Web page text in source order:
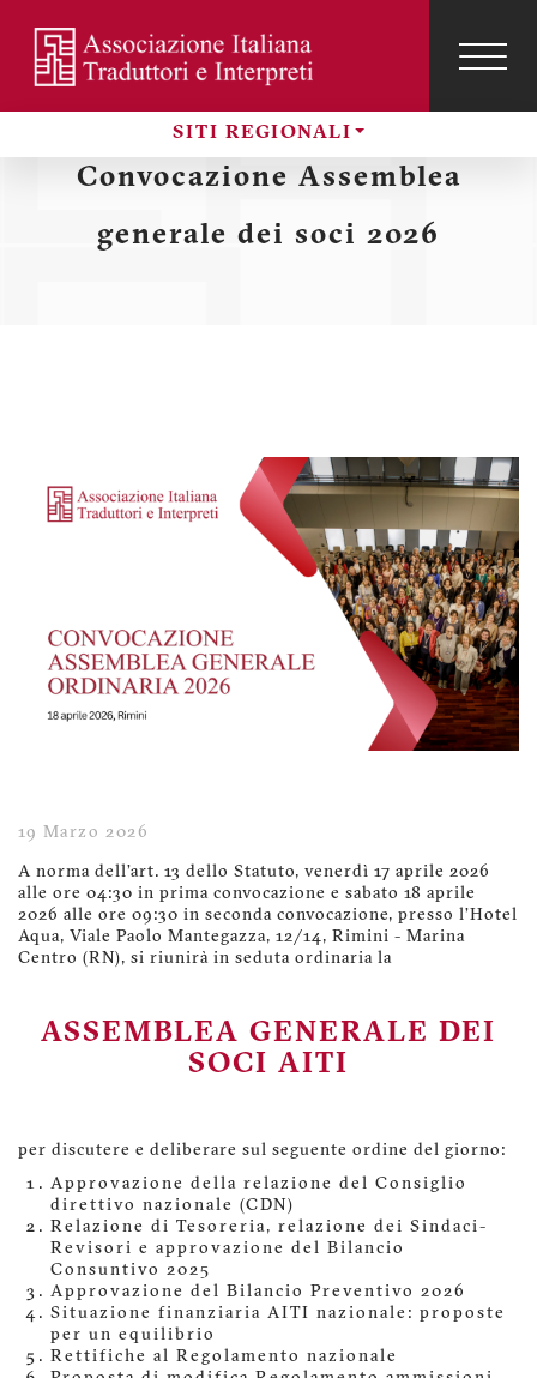
contenuto
principale
Sezioni
SITI REGIONALI
Menu
profilo
Convocazione Assemblea
generale dei soci 2026
19 Marzo 2026
A norma dell’art. 13 dello Statuto, venerdì 17 aprile 2026
alle ore 04:30 in prima convocazione e sabato 18 aprile
2026 alle ore 09:30 in seconda convocazione, presso l’Hotel
Aqua, Viale Paolo Mantegazza, 12/14, Rimini - Marina
Centro (RN), si riunirà in seduta ordinaria la
ASSEMBLEA GENERALE DEI
SOCI AITI
per discutere e deliberare sul seguente ordine del giorno:
Approvazione della relazione del Consiglio
direttivo nazionale (CDN)
Relazione di Tesoreria, relazione dei Sindaci-
Revisori e approvazione del Bilancio
Consuntivo 2025
Approvazione del Bilancio Preventivo 2026
Situazione finanziaria AITI nazionale: proposte
per un equilibrio
Rettifiche al Regolamento nazionale